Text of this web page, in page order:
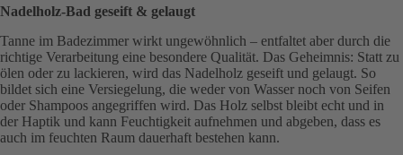
Nadelholz-Bad geseift & gelaugt
Tanne im Badezimmer wirkt ungewöhnlich – entfaltet aber durch die
richtige Verarbeitung eine besondere Qualität. Das Geheimnis: Statt zu
ölen oder zu lackieren, wird das Nadelholz geseift und gelaugt. So
bildet sich eine Versiegelung, die weder von Wasser noch von Seifen
oder Shampoos angegriffen wird. Das Holz selbst bleibt echt und in
der Haptik und kann Feuchtigkeit aufnehmen und abgeben, dass es
auch im feuchten Raum dauerhaft bestehen kann.